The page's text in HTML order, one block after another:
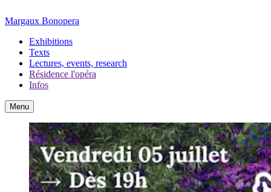
Margaux Bonopera
Exhibitions
Texts
Lectures, events, research
Résidence l'opéra
Infos
Menu